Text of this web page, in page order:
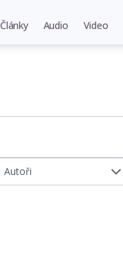
Články Audio Video
Autoři